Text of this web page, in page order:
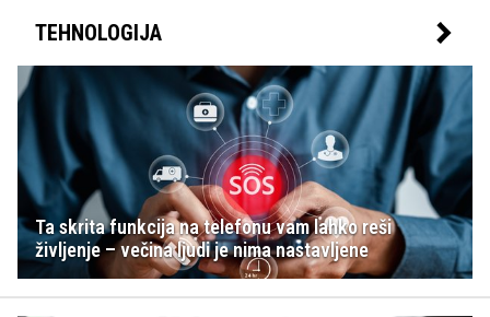
TEHNOLOGIJA
Ta skrita funkcija na telefonu vam lahko reši
življenje – večina ljudi je nima nastavljene